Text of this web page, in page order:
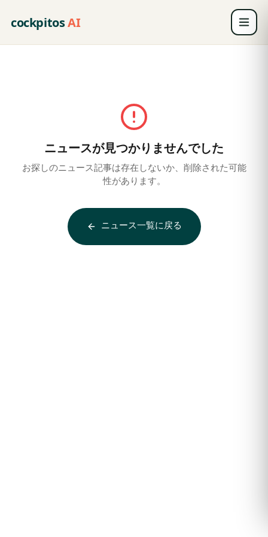
cockpitosAI
ニュースが見つかりませんでした
お探しのニュース記事は存在しないか、削除された可能
性があります。
ニュース一覧に戻る